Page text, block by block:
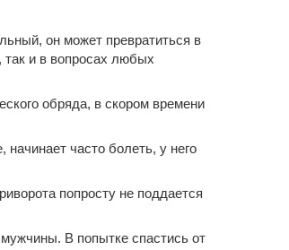
он может превратиться в
так и в вопросах любых
обряда, в скором времени
часто болеть, у него
попросту не поддается
В попытке спастись от